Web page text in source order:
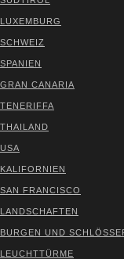
LUXEM­BURG
SCHWEIZ
SPA­NI­EN
GRAN CANA­RIA
TENE­RIF­FA
THAI­LAND
USA
KALI­FOR­NI­EN
SAN FRAN­CIS­CO
LAND­SCHAF­TEN
BUR­GEN UND
LEUCHT­TÜR­ME